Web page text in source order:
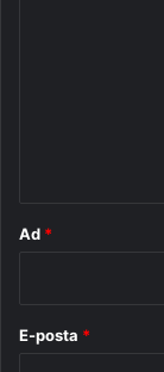
Ad *
E-posta *